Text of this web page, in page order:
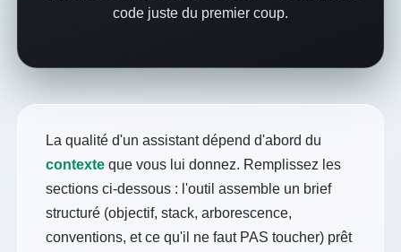
code juste du premier coup.
La qualité d'un assistant dépend d'abord du
contexteque vous lui donnez. Remplissez les
sections ci-dessous : l'outil assemble un brief
structuré (objectif, stack, arborescence,
conventions, et ce qu'il ne faut PAS toucher) prêt